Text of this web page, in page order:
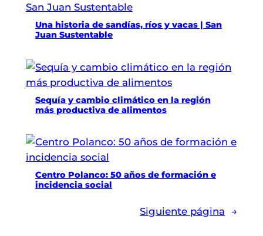
Una historia de sandías, ríos y vacas | San
Juan Sustentable
Sequía y cambio climático en la región
más productiva de alimentos
Centro Polanco: 50 años de formación e
incidencia social
Siguiente página →